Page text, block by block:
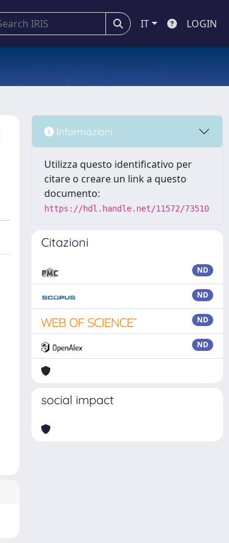
IT LOGIN
Informazioni
Utilizza questo identificativo per
citare o creare un link a questo
documento:
https://hdl.handle.net/11572/73510
Citazioni
ND
ND
ND
ND
social impact